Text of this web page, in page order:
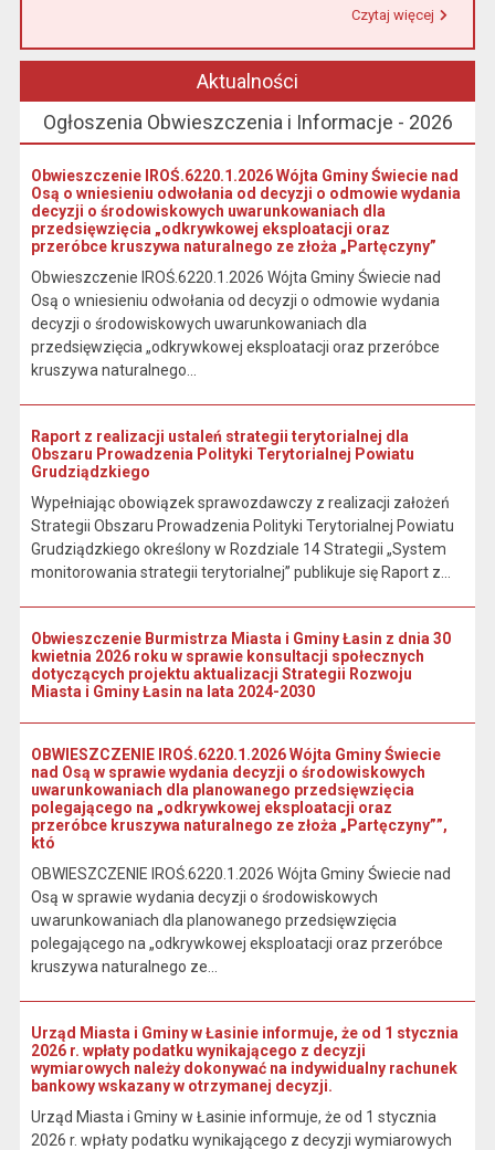
Czytaj więcej
Aktualności
Ogłoszenia Obwieszczenia i Informacje - 2026
Obwieszczenie IROŚ.6220.1.2026 Wójta Gminy Świecie nad
Osą o wniesieniu odwołania od decyzji o odmowie wydania
decyzji o środowiskowych uwarunkowaniach dla
przedsięwzięcia „odkrywkowej eksploatacji oraz
przeróbce kruszywa naturalnego ze złoża „Partęczyny”
Obwieszczenie IROŚ.6220.1.2026 Wójta Gminy Świecie nad
Osą o wniesieniu odwołania od decyzji o odmowie wydania
decyzji o środowiskowych uwarunkowaniach dla
przedsięwzięcia „odkrywkowej eksploatacji oraz przeróbce
kruszywa naturalnego...
Raport z realizacji ustaleń strategii terytorialnej dla
Obszaru Prowadzenia Polityki Terytorialnej Powiatu
Grudziądzkiego
Wypełniając obowiązek sprawozdawczy z realizacji założeń
Strategii Obszaru Prowadzenia Polityki Terytorialnej Powiatu
Grudziądzkiego określony w Rozdziale 14 Strategii „System
monitorowania strategii terytorialnej” publikuje się Raport z...
Obwieszczenie Burmistrza Miasta i Gminy Łasin z dnia 30
kwietnia 2026 roku w sprawie konsultacji społecznych
dotyczących projektu aktualizacji Strategii Rozwoju
Miasta i Gminy Łasin na lata 2024-2030
OBWIESZCZENIE IROŚ.6220.1.2026 Wójta Gminy Świecie
nad Osą w sprawie wydania decyzji o środowiskowych
uwarunkowaniach dla planowanego przedsięwzięcia
polegającego na „odkrywkowej eksploatacji oraz
przeróbce kruszywa naturalnego ze złoża „Partęczyny””,
któ
OBWIESZCZENIE IROŚ.6220.1.2026 Wójta Gminy Świecie nad
Osą w sprawie wydania decyzji o środowiskowych
uwarunkowaniach dla planowanego przedsięwzięcia
polegającego na „odkrywkowej eksploatacji oraz przeróbce
kruszywa naturalnego ze...
Urząd Miasta i Gminy w Łasinie informuje, że od 1 stycznia
2026 r. wpłaty podatku wynikającego z decyzji
wymiarowych należy dokonywać na indywidualny rachunek
bankowy wskazany w otrzymanej decyzji.
Urząd Miasta i Gminy w Łasinie informuje, że od 1 stycznia
2026 r. wpłaty podatku wynikającego z decyzji wymiarowych